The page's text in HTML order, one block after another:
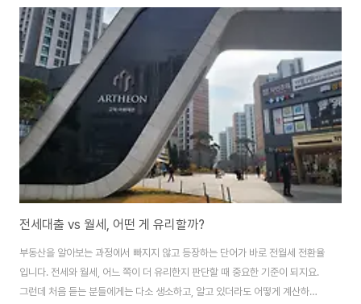
은 필수!▶ 소유자가 맞는지, 근저당권이 있는지 꼭 확인하세요. 특히 채권최고
액이 보증금을 초과하지 않는지 봐야 합니다.(문의사항 있으면 등기부등본 캡
처해서 댓글 달아주시면 답변해드려요^^) 선순위 권리 유무 확인▶ 세입자 입
장에서는 ‘대항력’을 확보하기 위해 ‘전입신고 + 확정일자’가 중요하지만, 선순
위 세입자나 채권자..
전세대출 vs 월세, 어떤 게 유리할까?
부동산을 알아보는 과정에서 빠지지 않고 등장하는 단어가 바로 전월세 전환율
입니다. 전세와 월세, 어느 쪽이 더 유리한지 판단할 때 중요한 기준이 되지요.
그런데 처음 듣는 분들에게는 다소 생소하고, 알고 있더라도 어떻게 계산하고